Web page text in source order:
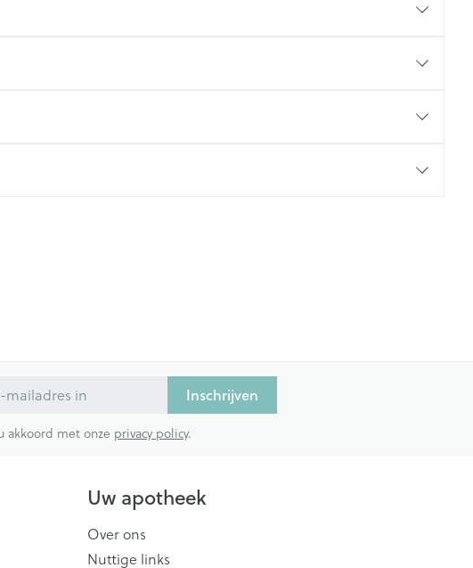
Inschrijven
akkoord met onze privacy policy.
Uw apotheek
Over ons
Nuttige links